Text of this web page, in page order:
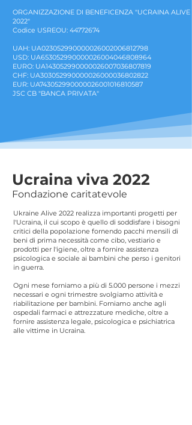
ORGANIZZAZIONE DI BENEFICENZA "UCRAINA ALIVE
2022"
Codice USREOU: 44772674
UAH: UA023052990000026002006812798
USD: UA653052990000026004046808964
EURO: UA143052990000026007036807819
CHF: UA303052990000026000036802822
EUR: UA743052990000026001016810587
JSC CB "BANCA PRIVATA"
Ucraina viva 2022
Fondazione caritatevole
Ukraine Alive 2022 realizza importanti progetti per
l'Ucraina, il cui scopo è quello di soddisfare i bisogni
critici della popolazione fornendo pacchi mensili di
beni di prima necessità come cibo, vestiario e
prodotti per l'igiene, oltre a fornire assistenza
psicologica e sociale ai bambini che perso i genitori
in guerra.
Ogni mese forniamo a più di 5.000 persone i mezzi
necessari e ogni trimestre svolgiamo attività e
riabilitazione per bambini. Forniamo anche agli
ospedali farmaci e attrezzature mediche, oltre a
fornire assistenza legale, psicologica e psichiatrica
alle vittime in Ucraina.